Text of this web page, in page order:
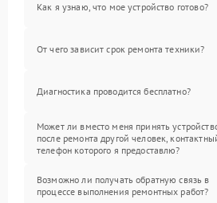
Как я узнаю, что мое устройство готово?
От чего зависит срок ремонта техники?
Диагностика проводится бесплатно?
Может ли вместо меня принять
после ремонта другой человек,
телефон которого я предоставлю?
Возможно ли получать обратную связь в
процессе выполнения ремонтных работ?